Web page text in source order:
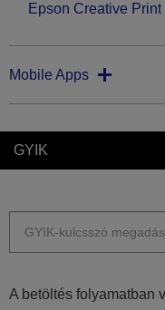
Epson Creative Print
Mobile Apps
GYIK
A betöltés folyamatban